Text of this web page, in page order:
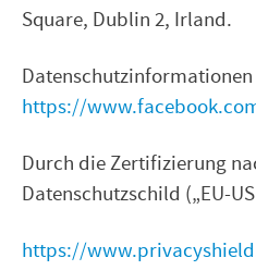
Square, Dublin 2, Irland.
https://
Durch die Zertifizierung
Datenschutzschild („EU-
https://